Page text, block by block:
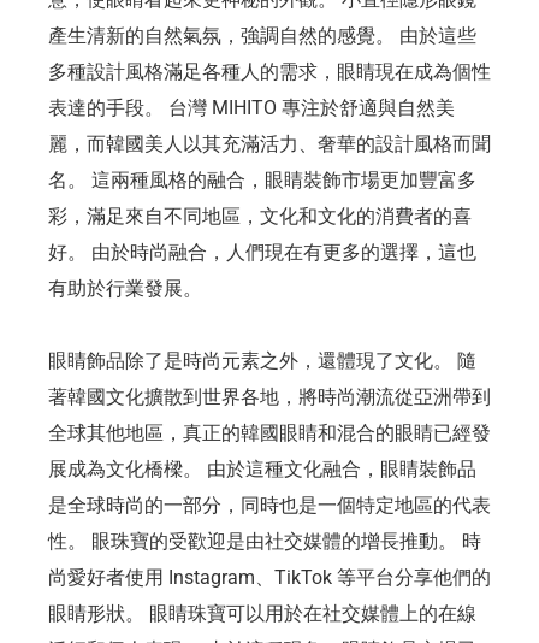
產生清新的自然氣氛，強調自然的感覺。 由於這些
多種設計風格滿足各種人的需求，眼睛現在成為個性
表達的手段。 台灣 MIHITO 專注於舒適與自然美
麗，而韓國美人以其充滿活力、奢華的設計風格而聞
名。 這兩種風格的融合，眼睛裝飾市場更加豐富多
彩，滿足來自不同地區，文化和文化的消費者的喜
好。 由於時尚融合，人們現在有更多的選擇，這也
有助於行業發展。
眼睛飾品除了是時尚元素之外，還體現了文化。 隨
著韓國文化擴散到世界各地，將時尚潮流從亞洲帶到
全球其他地區，真正的韓國眼睛和混合的眼睛已經發
展成為文化橋樑。 由於這種文化融合，眼睛裝飾品
是全球時尚的一部分，同時也是一個特定地區的代表
性。 眼珠寶的受歡迎是由社交媒體的增長推動。 時
尚愛好者使用 Instagram、TikTok 等平台分享他們的
眼睛形狀。 眼睛珠寶可以用於在社交媒體上的在線